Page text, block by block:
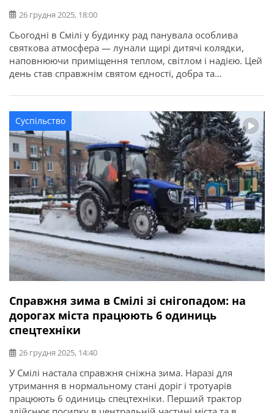
26 грудня 2025, 18:00
Сьогодні в Смілі у будинку рад панувала особлива
святкова атмосфера — лунали щирі дитячі колядки,
наповнюючи приміщення теплом, світлом і надією. Цей
день став справжнім святом єдності, добра та
міська рада. Зі святковими вітаннями завітали
вихованці дитячої школи мистецтв, Державного
навчального закладу «Смілянський центр підготовки і
перепідготовки робітничих кадрів», […]
Суспільство
Справжня зима в Смілі зі снігопадом: на
дорогах міста працюють 6 одиниць
спецтехніки
26 грудня 2025, 14:40
У Смілі настала справжня сніжна зима. Наразі для
утримання в нормальному стані доріг і тротуарів
працюють 6 одиниць спецтехніки. Перший трактор